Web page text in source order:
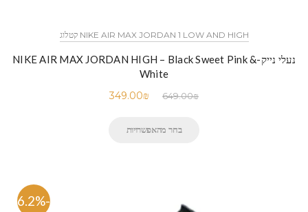
NIKE AIR MAX JORDAN 1 LOW AND HIGH קטלוג
נעלי נייק-NIKE AIR MAX JORDAN HIGH – Black Sweet Pink &
White
649.00₪
349.00₪
בחר מהאפשרויות
-46.2%